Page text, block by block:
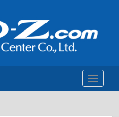
Toggle